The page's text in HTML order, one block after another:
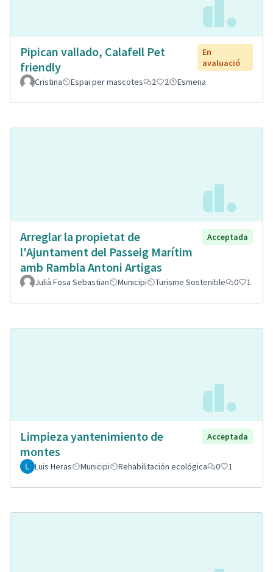
Pipican vallado, Calafell Pet
friendly
En
avaluació
Cristina
Espai per mascotes 2 2 Esmena
Arreglar la propietat de
l'Ajuntament del Passeig Marítim
amb Rambla Antoni Artigas
Acceptada
Julià Fosa Sebastian Municipi Turisme Sostenible 0 1
Limpieza yantenimiento de
montes
Acceptada
Luis Heras Municipi Rehabilitación ecológica 0 1